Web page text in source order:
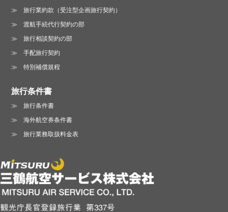
旅行業約款（受注型企画旅行契約）
渡航手続代行契約の部
旅行相談契約の部
手配旅行契約
特別補償規程
旅行条件書
旅行条件書
海外航空券条件書
旅行業務取扱料金表